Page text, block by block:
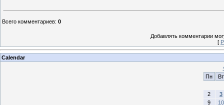
Всего комментариев: 0
Добавлять комментарии
[
Calendar
Пн
Вт
2
3
9
10